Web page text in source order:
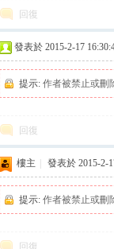
回復
發表於 2015-2-17
提示: 作者被禁止或刪
回復
樓主 發表於 2015-2-
提示: 作者被禁止或刪
回復